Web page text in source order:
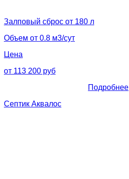
Залповый сброс от 180 л
Объем от 0.8 м3/сут
Цена
от 113 200 руб
Подробнее
Септик Аквалос